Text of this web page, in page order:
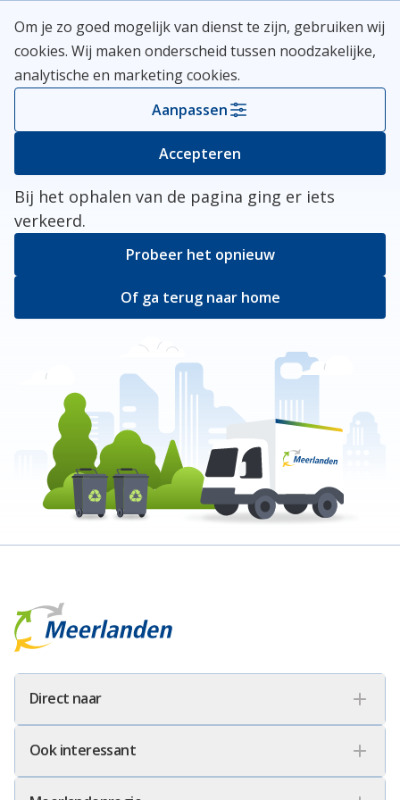
naar
inhoud
Meerlanden Logo
Open
Kies je gemeente
Er ging iets mis
Bij het ophalen van de pagina ging er iets
verkeerd.
Probeer het opnieuw
Of ga terug naar home
Meerlanden Logo
Direct naar
Ook interessant
Om je zo goed mogelijk van dienst te zijn, gebruiken wij
cookies. Wij maken onderscheid tussen noodzakelijke,
analytische en marketing cookies.
Aanpassen
Accepteren